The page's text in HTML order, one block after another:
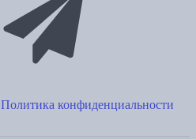
Политика конфиденциальности